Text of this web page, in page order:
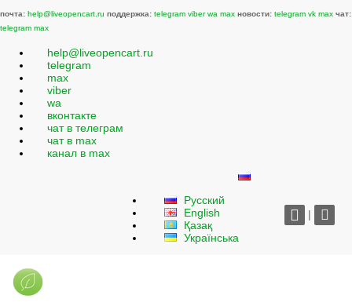
почта: help@liveopencart.ru поддержка: telegram viber wa max новости: telegram vk max чат:
telegram max
help@liveopencart.ru
telegram
max
viber
wa
вконтакте
чат в телеграм
чат в max
канал в max
Русский
English
Қазақ
Українська
|